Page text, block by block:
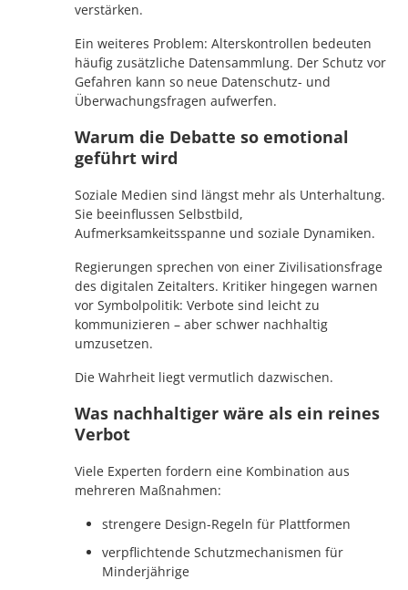
verstärken.
Ein weiteres Problem: Alterskontrollen bedeuten
häufig zusätzliche Datensammlung. Der Schutz vor
Gefahren kann so neue Datenschutz- und
Überwachungsfragen aufwerfen.
Warum die Debatte so emotional
geführt wird
Soziale Medien sind längst mehr als Unterhaltung.
Sie beeinflussen Selbstbild,
Aufmerksamkeitsspanne und soziale Dynamiken.
Regierungen sprechen von einer Zivilisationsfrage
des digitalen Zeitalters. Kritiker hingegen warnen
vor Symbolpolitik: Verbote sind leicht zu
kommunizieren – aber schwer nachhaltig
umzusetzen.
Die Wahrheit liegt vermutlich dazwischen.
Was nachhaltiger wäre als ein reines
Verbot
Viele Experten fordern eine Kombination aus
mehreren Maßnahmen:
strengere Design-Regeln für Plattformen
verpflichtende Schutzmechanismen für
Minderjährige